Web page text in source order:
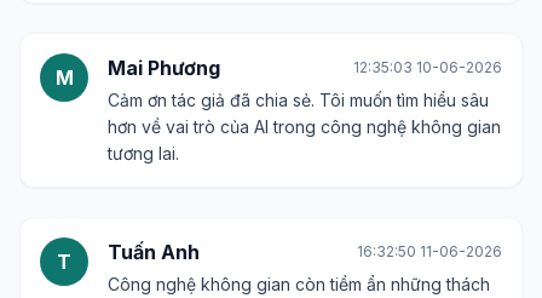
M Mai Phương 12:35:03 10-06-2026
Cảm ơn tác giả đã chia sẻ. Tôi muốn tìm hiểu sâu
hơn về vai trò của AI trong công nghệ không gian
tương lai.
T Tuấn Anh 16:32:50 11-06-2026
Công nghệ không gian còn tiềm ẩn những thách